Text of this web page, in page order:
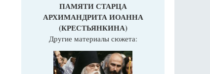
ПАМЯТИ СТАРЦА
АРХИМАНДРИТА ИОАННА
(КРЕСТЬЯНКИНА)
Другие материалы сюжета: